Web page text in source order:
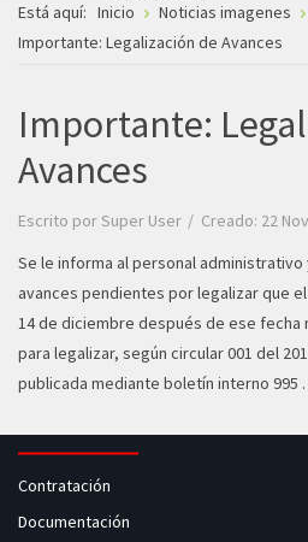
Está aquí: Inicio
Noticias imagenes
Importante: Legalización de Avances
Importante:
Avances
Escrito porSuper User
Creado: 22
Se le informa al personal
avances pendientes por legalizar que
14 de diciembre después de ese fecha
para legalizar, según circular 001 del
publicada mediante boletín interno 995 .
Contratación
Documentación